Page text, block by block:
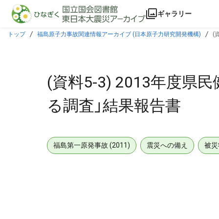
本文に飛ぶ
ギャラリー
トップ 福島原子力事故関連情報アーカイブ (日本原子力研究開発機構) (
(資料5-3) 2013年度県民
る調査」結果報告書
福島第一原発事故 (2011) 震災への備え 被災